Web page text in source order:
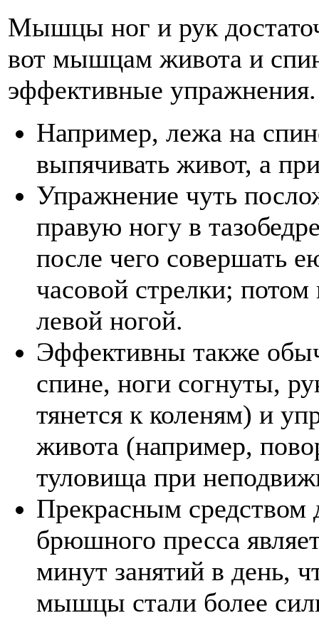
Мышцы ног и рук
вот мышцам живота и
эффективные упражнения.
Например, лежа на
выпячивать живот, а
Упражнение чуть
правую ногу в
после чего совершать
часовой стрелки;
левой ногой.
Эффективны также
спине, ноги согнуты,
тянется к коленям) и
живота (например,
туловища при
Прекрасным
брюшного пресса
минут занятий в день,
мышцы стали более